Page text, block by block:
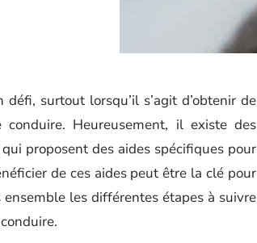
surtout lorsqu’il s’agit d’obtenir de
Heureusement, il existe des
proposent des aides spécifiques pour
de ces aides peut être la clé pour
les différentes étapes à suivre